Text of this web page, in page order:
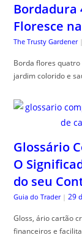
Bordadura
Floresce
The Trusty Gardener |
Borda flores
jardim colorido e
Glossário
O
do seu
Guia do Trader | 29
Gloss, ário cartão
financeiros e